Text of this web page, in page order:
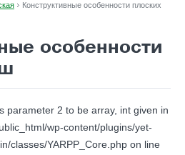
Конструктивные особенности плоских
особенности
parameter 2 to be array, int given in
wp-content/plugins/yet-
classes/YARPP_Core.php on line